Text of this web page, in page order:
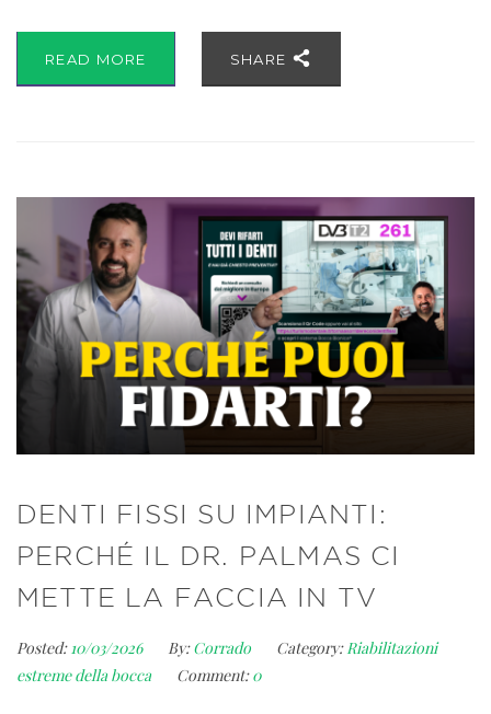
READ MORE SHARE
DENTI FISSI SU IMPIANTI:
PERCHÉ IL DR. PALMAS CI
METTE LA FACCIA IN TV
Posted: 10/03/2026 By: Corrado Category:Riabilitazioni
estreme della bocca
Comment:0